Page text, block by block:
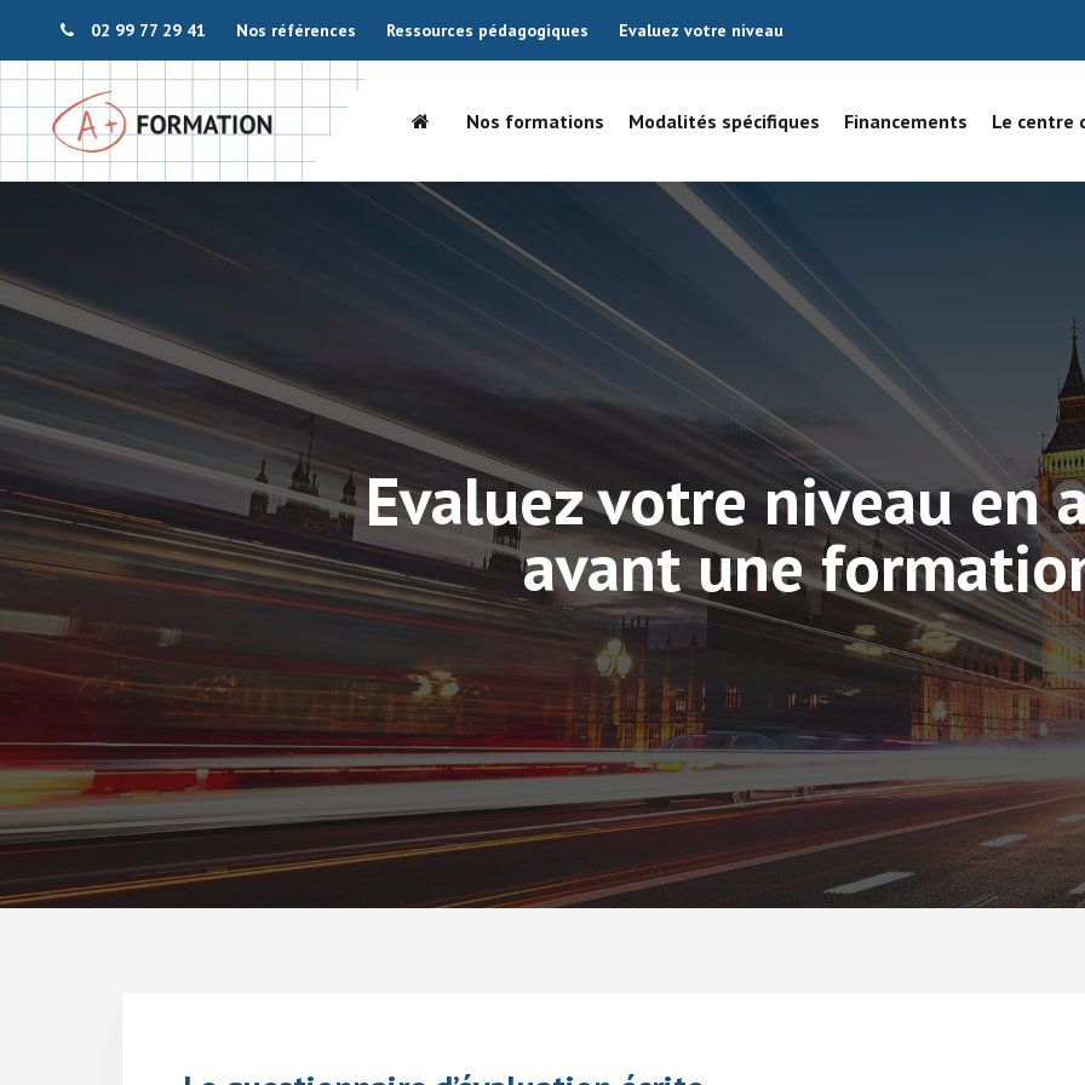
02 99 77 29 41 Nos références Ressources pédagogiques Evaluez votre niveau
Nos formations Modalités spécifiques Financements Le centre
Evaluez votre niveau en
avant une